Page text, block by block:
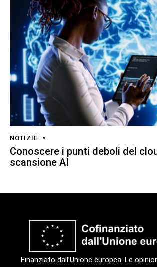
NOTIZIE
Conoscere i punti deboli del
scansione AI
Finanziato dall’Unione europea. Le